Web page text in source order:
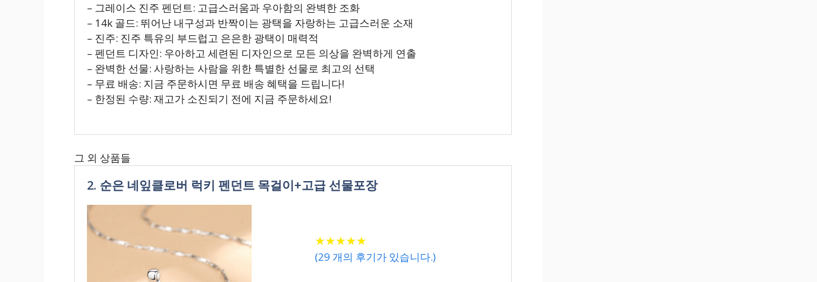
– 그레이스 진주 펜던트: 고급스러움과 우아함의 완벽한 조화
– 14k 골드: 뛰어난 내구성과 반짝이는 광택을 자랑하는 고급스러운 소재
– 진주: 진주 특유의 부드럽고 은은한 광택이 매력적
– 펜던트 디자인: 우아하고 세련된 디자인으로 모든 의상을 완벽하게 연출
– 완벽한 선물: 사랑하는 사람을 위한 특별한 선물로 최고의 선택
– 무료 배송: 지금 주문하시면 무료 배송 혜택을 드립니다!
– 한정된 수량: 재고가 소진되기 전에 지금 주문하세요!
그 외 상품들
2. 순은 네잎클로버 럭키 펜던트 목걸이+고급 선물포장
★★★★★
★★★★★
(29 개의 후기가 있습니다.)